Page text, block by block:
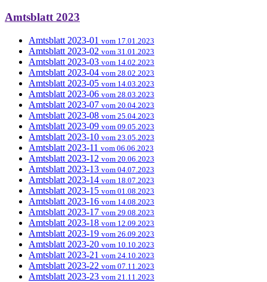
Amtsblatt 2023
Amtsblatt 2023-01 vom 17.01.2023
Amtsblatt 2023-02 vom 31.01.2023
Amtsblatt 2023-03 vom 14.02.2023
Amtsblatt 2023-04 vom 28.02.2023
Amtsblatt 2023-05 vom 14.03.2023
Amtsblatt 2023-06 vom 28.03.2023
Amtsblatt 2023-07 vom 20.04.2023
Amtsblatt 2023-08 vom 25.04.2023
Amtsblatt 2023-09 vom 09.05.2023
Amtsblatt 2023-10 vom 23.05.2023
Amtsblatt 2023-11 vom 06.06.2023
Amtsblatt 2023-12 vom 20.06.2023
Amtsblatt 2023-13 vom 04.07.2023
Amtsblatt 2023-14 vom 18.07.2023
Amtsblatt 2023-15 vom 01.08.2023
Amtsblatt 2023-16 vom 14.08.2023
Amtsblatt 2023-17 vom 29.08.2023
Amtsblatt 2023-18 vom 12.09.2023
Amtsblatt 2023-19 vom 26.09.2023
Amtsblatt 2023-20 vom 10.10.2023
Amtsblatt 2023-21 vom 24.10.2023
Amtsblatt 2023-22 vom 07.11.2023
Amtsblatt 2023-23 vom 21.11.2023